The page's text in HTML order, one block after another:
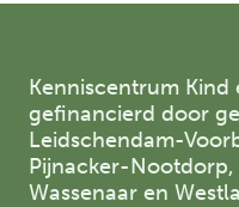
Kenniscentrum
gefinancierd door
Leidschendam-
Pijnacker-Nootdorp,
Wassenaar en